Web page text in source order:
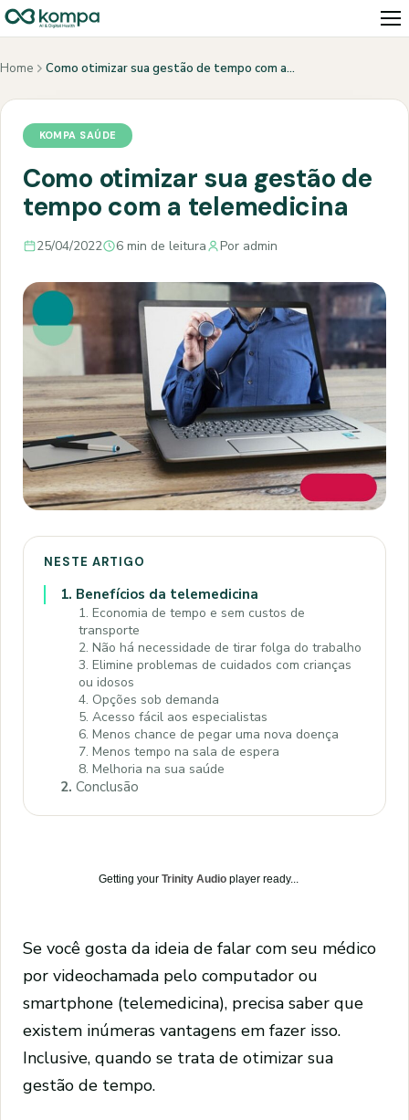
Home Como otimizar sua gestão de tempo com a…
KOMPA SAÚDE
Como otimizar sua gestão de
tempo com a telemedicina
25/04/2022 6 min de leitura Por admin
NESTE ARTIGO
1. Benefícios da telemedicina
1. Economia de tempo e sem custos de
transporte
2. Não há necessidade de tirar folga do trabalho
3. Elimine problemas de cuidados com crianças
ou idosos
4. Opções sob demanda
5. Acesso fácil aos especialistas
6. Menos chance de pegar uma nova doença
7. Menos tempo na sala de espera
8. Melhoria na sua saúde
2. Conclusão
Getting your Trinity Audio player ready...
Se você gosta da ideia de falar com seu médico
por videochamada pelo computador ou
smartphone (telemedicina), precisa saber que
existem inúmeras vantagens em fazer isso.
Inclusive, quando se trata de otimizar sua
gestão de tempo.